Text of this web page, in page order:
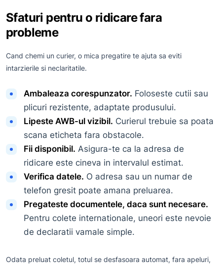
Sfaturi pentru o ridicare fara
probleme
Cand chemi un curier, o mica pregatire te ajuta sa eviti
intarzierile si neclaritatile.
Ambaleaza corespunzator. Foloseste cutii sau
plicuri rezistente, adaptate produsului.
Lipeste AWB-ul vizibil. Curierul trebuie sa poata
scana eticheta fara obstacole.
Fii disponibil. Asigura-te ca la adresa de
ridicare este cineva in intervalul estimat.
Verifica datele. O adresa sau un numar de
telefon gresit poate amana preluarea.
Pregateste documentele, daca sunt necesare.
Pentru colete internationale, uneori este nevoie
de declaratii vamale simple.
Odata preluat coletul, totul se desfasoara automat, fara apeluri,